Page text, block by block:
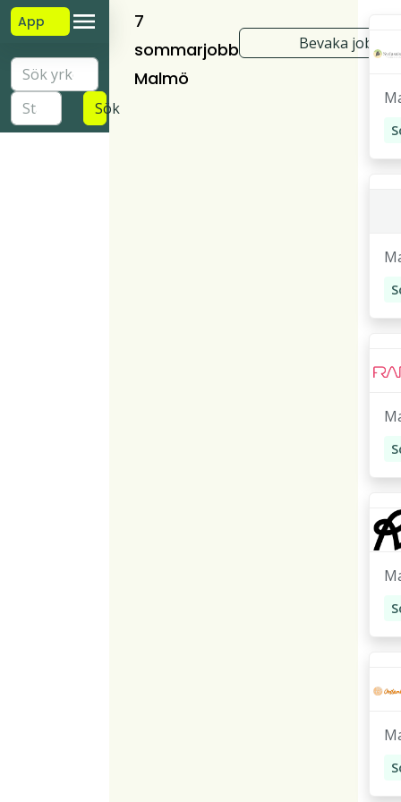
App
Sök
7
sommarjobb
Malmö
Bevaka jobb